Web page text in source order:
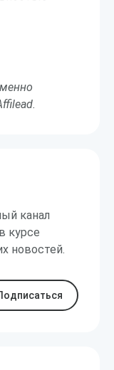
канал
курсе
новостей.